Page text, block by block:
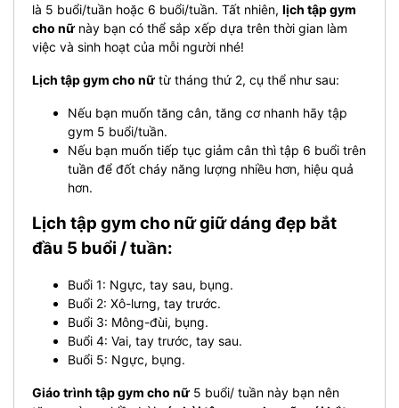
là 5 buổi/tuần hoặc 6 buổi/tuần. Tất nhiên, lịch tập gym
cho nữ này bạn có thể sắp xếp dựa trên thời gian làm
việc và sinh hoạt của mỗi người nhé!
Lịch tập gym cho nữ từ tháng thứ 2, cụ thể như sau:
Nếu bạn muốn tăng cân, tăng cơ nhanh hãy tập
gym 5 buổi/tuần.
Nếu bạn muốn tiếp tục giảm cân thì tập 6 buổi trên
tuần để đốt cháy năng lượng nhiều hơn, hiệu quả
hơn.
Lịch tập gym cho nữ giữ dáng đẹp bắt
đầu 5 buổi / tuần:
Buổi 1: Ngực, tay sau, bụng.
Buổi 2: Xô-lưng, tay trước.
Buổi 3: Mông-đùi, bụng.
Buổi 4: Vai, tay trước, tay sau.
Buổi 5: Ngực, bụng.
Giáo trình tập gym cho nữ 5 buổi/ tuần này bạn nên